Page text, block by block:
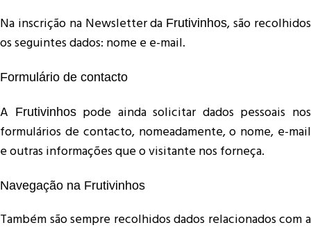
Na inscrição na Newsletter da Frutivinhos, são recolhidos
os seguintes dados: nome e e-mail.
Formulário de contacto
A Frutivinhospode ainda solicitar dados pessoais nos
formulários de contacto, nomeadamente, o nome, e-mail
e outras informações que o visitante nos forneça.
Navegação na Frutivinhos
Também são sempre recolhidos dados relacionados com a